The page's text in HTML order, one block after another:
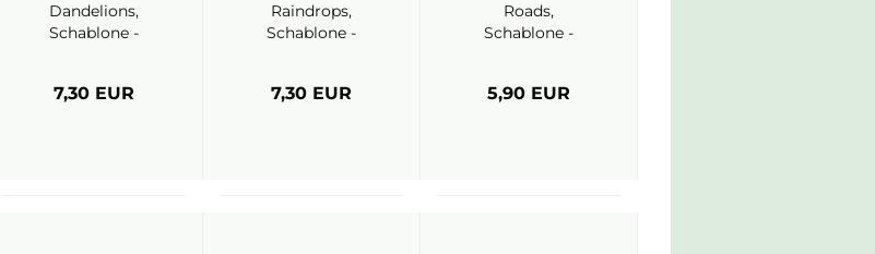
Dandelions,
Schablone -
7,30 EUR
Raindrops,
Schablone -
7,30 EUR
Roads,
Schablone -
5,90 EUR